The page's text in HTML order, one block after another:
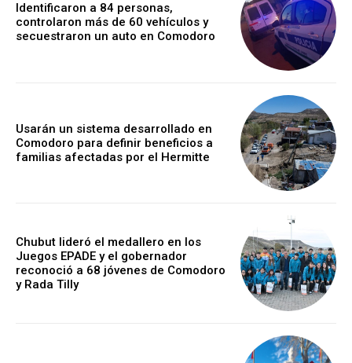
Identificaron a 84 personas,
controlaron más de 60 vehículos y
secuestraron un auto en Comodoro
Usarán un sistema desarrollado en
Comodoro para definir beneficios a
familias afectadas por el Hermitte
Chubut lideró el medallero en los
Juegos EPADE y el gobernador
reconoció a 68 jóvenes de Comodoro
y Rada Tilly